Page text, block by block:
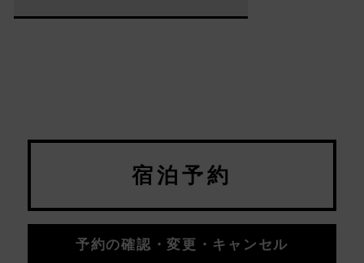
宿泊予約
予約の確認・変更・キャンセル